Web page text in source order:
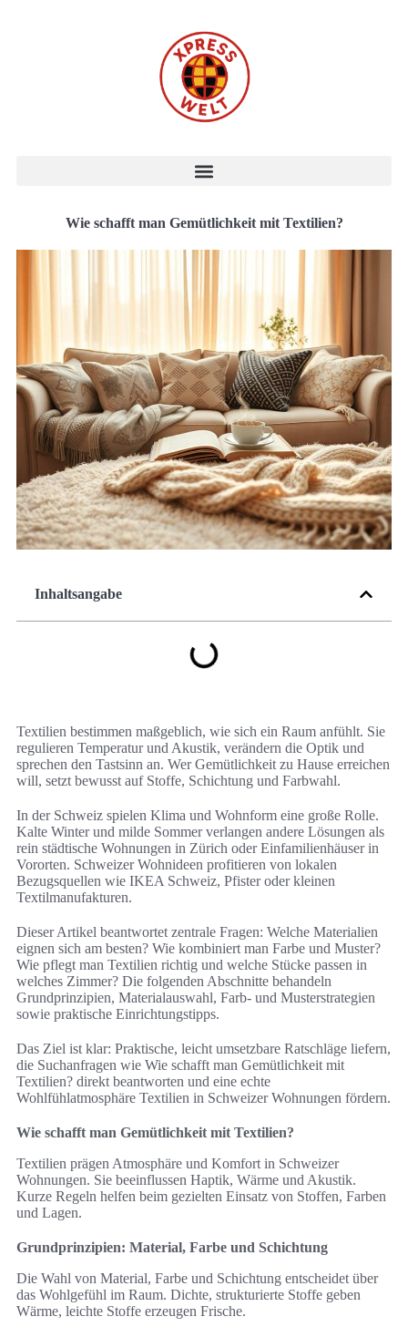
Wie schafft man Gemütlichkeit mit Textilien?
Inhaltsangabe
Textilien bestimmen maßgeblich, wie sich ein Raum anfühlt. Sie
regulieren Temperatur und Akustik, verändern die Optik und
sprechen den Tastsinn an. Wer Gemütlichkeit zu Hause erreichen
will, setzt bewusst auf Stoffe, Schichtung und Farbwahl.
In der Schweiz spielen Klima und Wohnform eine große Rolle.
Kalte Winter und milde Sommer verlangen andere Lösungen als
rein städtische Wohnungen in Zürich oder Einfamilienhäuser in
Vororten. Schweizer Wohnideen profitieren von lokalen
Bezugsquellen wie IKEA Schweiz, Pfister oder kleinen
Textilmanufakturen.
Dieser Artikel beantwortet zentrale Fragen: Welche Materialien
eignen sich am besten? Wie kombiniert man Farbe und Muster?
Wie pflegt man Textilien richtig und welche Stücke passen in
welches Zimmer? Die folgenden Abschnitte behandeln
Grundprinzipien, Materialauswahl, Farb- und Musterstrategien
sowie praktische Einrichtungstipps.
Das Ziel ist klar: Praktische, leicht umsetzbare Ratschläge liefern,
die Suchanfragen wie Wie schafft man Gemütlichkeit mit
Textilien? direkt beantworten und eine echte
Wohlfühlatmosphäre Textilien in Schweizer Wohnungen fördern.
Wie schafft man Gemütlichkeit mit Textilien?
Textilien prägen Atmosphäre und Komfort in Schweizer
Wohnungen. Sie beeinflussen Haptik, Wärme und Akustik.
Kurze Regeln helfen beim gezielten Einsatz von Stoffen, Farben
und Lagen.
Grundprinzipien: Material, Farbe und Schichtung
Die Wahl von Material, Farbe und Schichtung entscheidet über
das Wohlgefühl im Raum. Dichte, strukturierte Stoffe geben
Wärme, leichte Stoffe erzeugen Frische.